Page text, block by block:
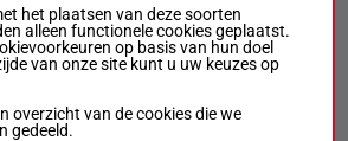
4a 6a 3a 7a
1a Da 1a Da
het plaatsen van deze soorten
alleen functionele cookies geplaatst.
op basis van hun doel
van onze site kunt u uw keuzes op
overzicht van de cookies die we
gedeeld.